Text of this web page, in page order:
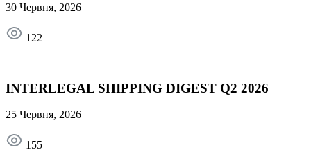
30 Червня, 2026
122
INTERLEGAL SHIPPING DIGEST Q2 2026
25 Червня, 2026
155